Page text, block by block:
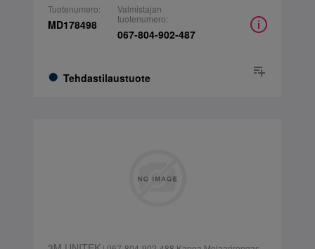
Tuotenumero:
MD178498
Tehdastilaustuote
Valmistajan
tuotenumero:
067-804-902-487